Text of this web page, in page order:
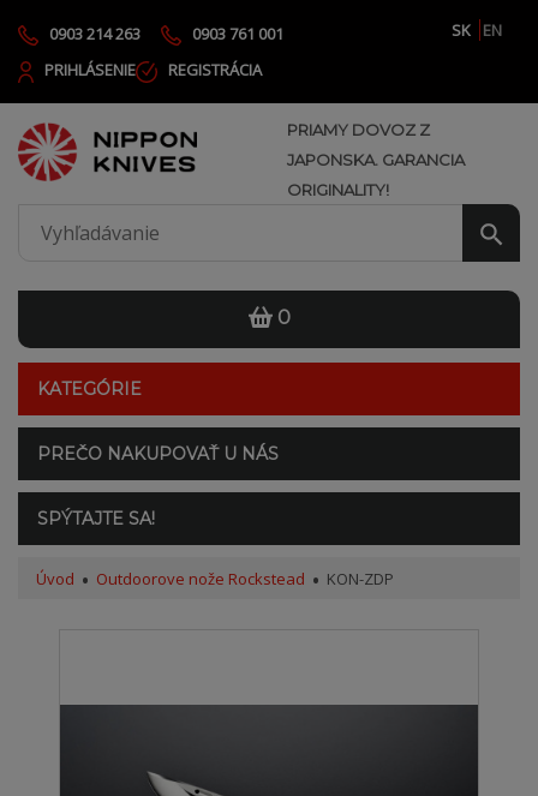
0903 214 263 0903 761 001 SK
EN
PRIHLÁSENIE
REGISTRÁCIA
PRIAMY DOVOZ Z
JAPONSKA. GARANCIA
ORIGINALITY!
0
KATEGÓRIE
PREČO NAKUPOVAŤ U NÁS
SPÝTAJTE SA!
Úvod Outdoorove nože Rockstead KON-ZDP